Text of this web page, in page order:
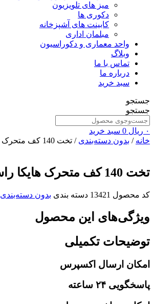
میز های تلویزیون
دکوری ها
کابینت های آشپزخانه
مبلمان اداری
واحد معماری و دکوراسیون
وبلاگ
تماس با ما
درباره ما
سبد خرید
جستجو
جستجو
۰ ریال 0 سبد خرید
خانه / بدون دسته‌بندی / تخت 140 کف متحرک هایکا راش
تخت 140 کف متحرک هایکا راش
کد محصول 13421 دسته بندی بدون دسته‌بندی
ویژگی‌های این محصول
توضیحات تکمیلی
امکان ارسال اکسپرس
پاسخگویی ۲۴ ساعته